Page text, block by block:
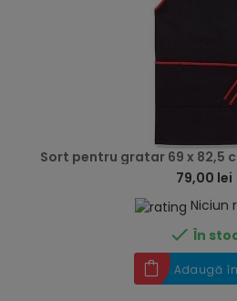
Sort pentru gratar 69 x 82,5
79,00 lei
Niciun
 În
Adaugă